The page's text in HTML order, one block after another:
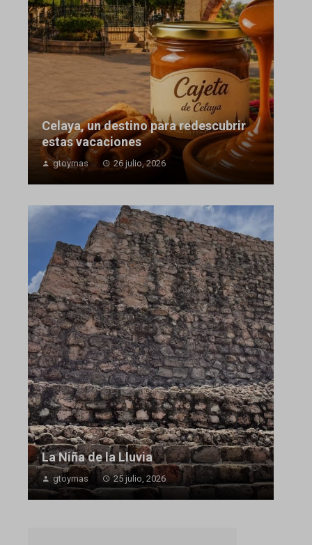
Celaya, un destino para redescubrir
estas vacaciones
gtoymas 26 julio, 2026
La Niña de la Lluvia
gtoymas 25 julio, 2026